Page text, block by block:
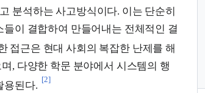
분석하는 사고방식이다. 이는 단순히
이 결합하여 만들어내는 전체적인 결
접근은 현대 사회의 복잡한 난제를 해
, 다양한 학문 분야에서 시스템의 행
용된다.
[2]